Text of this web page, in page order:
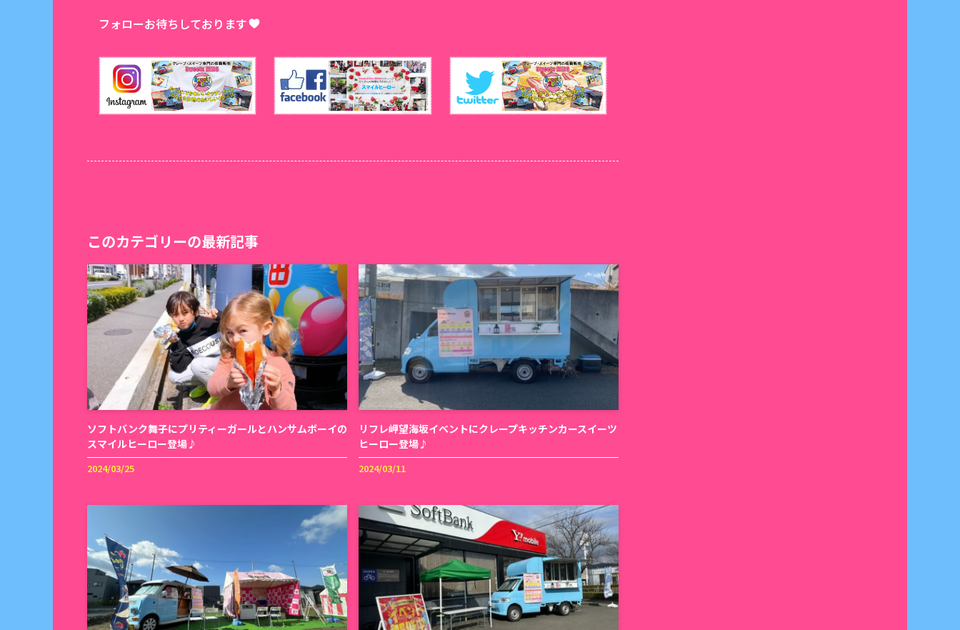
フォローお待ちしております
このカテゴリーの最新記事
ソフトバンク舞子にプリティーガールとハンサムボーイの
スマイルヒーロー登場♪
2024/03/25
リフレ岬望海坂イベントにクレープキッチンカースイーツ
ヒーロー登場♪
2024/03/11